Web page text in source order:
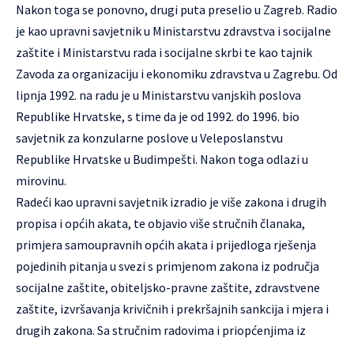
Nakon toga se ponovno, drugi puta preselio u Zagreb. Radio
je kao upravni savjetnik u Ministarstvu zdravstva i socijalne
zaštite i Ministarstvu rada i socijalne skrbi te kao tajnik
Zavoda za organizaciju i ekonomiku zdravstva u Zagrebu. Od
lipnja 1992. na radu je u Ministarstvu vanjskih poslova
Republike Hrvatske, s time da je od 1992. do 1996. bio
savjetnik za konzularne poslove u Veleposlanstvu
Republike Hrvatske u Budimpešti. Nakon toga odlazi u
mirovinu.
Radeći kao upravni savjetnik izradio je više zakona i drugih
propisa i općih akata, te objavio više stručnih članaka,
primjera samoupravnih općih akata i prijedloga rješenja
pojedinih pitanja u svezi s primjenom zakona iz područja
socijalne zaštite, obiteljsko-pravne zaštite, zdravstvene
zaštite, izvršavanja krivičnih i prekršajnih sankcija i mjera i
drugih zakona. Sa stručnim radovima i priopćenjima iz